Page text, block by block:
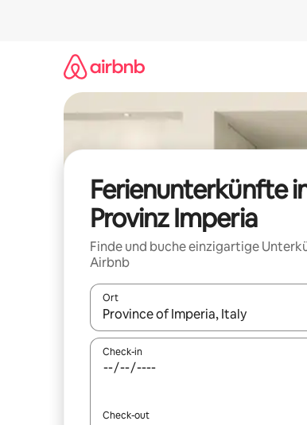
Ferienunterkünfte
Provinz Imperia
Finde und buche einzigartige
Airbnb
Ort
Wenn Ergebnisse verfügbar sind,
Check-in
Check-out